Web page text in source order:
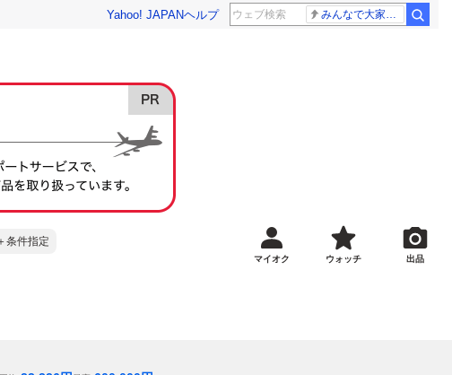
Yahoo! JAPANヘルプ みんなで大家さん 2881億円
条件指定
マイオク ウォッチ 出品